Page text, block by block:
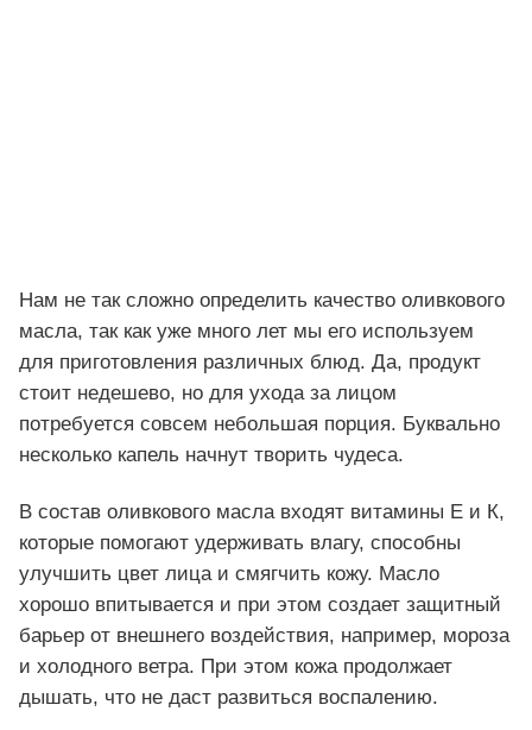
Нам не так сложно определить качество оливкового
масла, так как уже много лет мы его используем
для приготовления различных блюд. Да, продукт
стоит недешево, но для ухода за лицом
потребуется совсем небольшая порция. Буквально
несколько капель начнут творить чудеса.
В состав оливкового масла входят витамины Е и К,
которые помогают удерживать влагу, способны
улучшить цвет лица и смягчить кожу. Масло
хорошо впитывается и при этом создает защитный
барьер от внешнего воздействия, например, мороза
и холодного ветра. При этом кожа продолжает
дышать, что не даст развиться воспалению.